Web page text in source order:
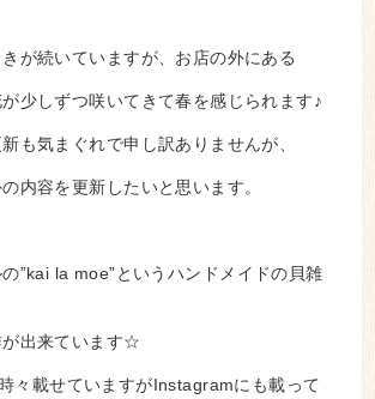
が続いていますが、お店の外にある
少しずつ咲いてきて春を感じられます♪
も気まぐれで申し訳ありませんが、
内容を更新したいと思います。
”kai la moe”というハンドメイドの貝雑
が出来ています☆
々載せていますがInstagramにも載って